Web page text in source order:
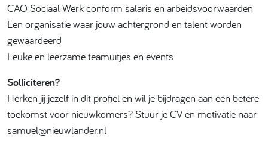
CAO Sociaal Werk conform salaris en arbeidsvoorwaarden
Een organisatie waar jouw achtergrond en talent worden
gewaardeerd
Leuke en leerzame teamuitjes en events
Solliciteren?
Herken jij jezelf in dit profiel en wil je bijdragen aan een betere
toekomst voor nieuwkomers? Stuur je CV en motivatie naar
samuel@nieuwlander.nl